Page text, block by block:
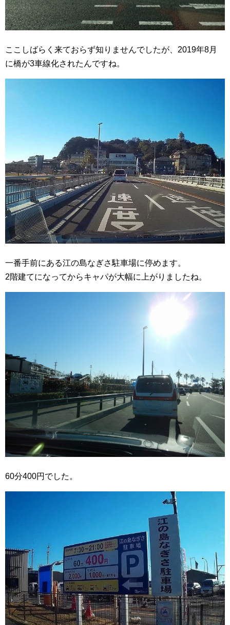
ここしばらく来ておらず知りませんでしたが、2019年8月
に橋が3車線化されたんですね。
一番手前にある江の島なぎさ駐車場に停めます。
2階建てになってからキャパが大幅に上がりましたね。
60分400円でした。